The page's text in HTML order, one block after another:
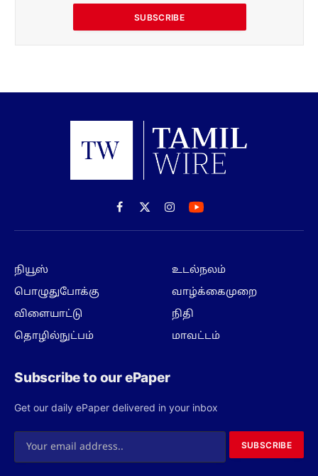
SUBSCRIBE
Facebook
X
(Twitter)
Instagram
நியூஸ்
பொழுதுபோக்கு
விளையாட்டு
தொழில்நுட்பம்
உடல்நலம்
வாழ்க்கைமுறை
நிதி
மாவட்டம்
Subscribe to our ePaper
Get our daily ePaper delivered in your inbox
SUBSCRIBE